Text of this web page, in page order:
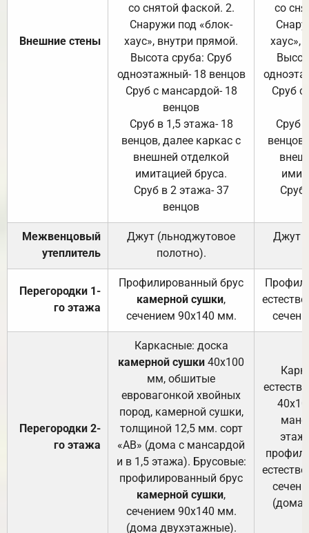
Внешние стены
со снятой фаской. 2.
Снаружи под «блок-
хаус», внутри прямой.
Высота сруба: Сруб
одноэтажный- 18 венцов
Сруб с мансардой- 18
венцов
Сруб в 1,5 этажа- 18
венцов, далее каркас с
внешней отделкой
имитацией бруса.
Сруб в 2 этажа- 37
венцов
со
хаус»,
Сруб с
Сруб
Сруб
Межвенцовый
утеплитель
Джут (льноджутовое
полотно).
Джут
Перегородки 1-
го этажа
Профилированный брус
камерной сушки,
сечением 90х140 мм.
Перегородки 2-
го этажа
Каркасные: доска
камерной сушки 40х100
мм, обшитые
евровагонкой хвойных
пород, камерной сушки,
толщиной 12,5 мм. сорт
«АВ» (дома с мансардой
и в 1,5 этажа). Брусовые:
профилированный брус
камерной сушки,
сечением 90х140 мм.
(дома двухэтажные).
(дома